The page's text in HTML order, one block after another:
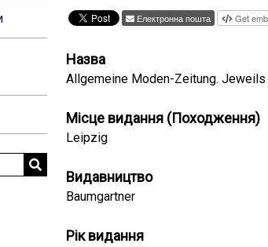
Електронна пошта Get
Назва
Allgemeine Moden-Zeitung.
Місце видання (Походження)
Leipzig
Видавництво
Baumgartner
Рік видання